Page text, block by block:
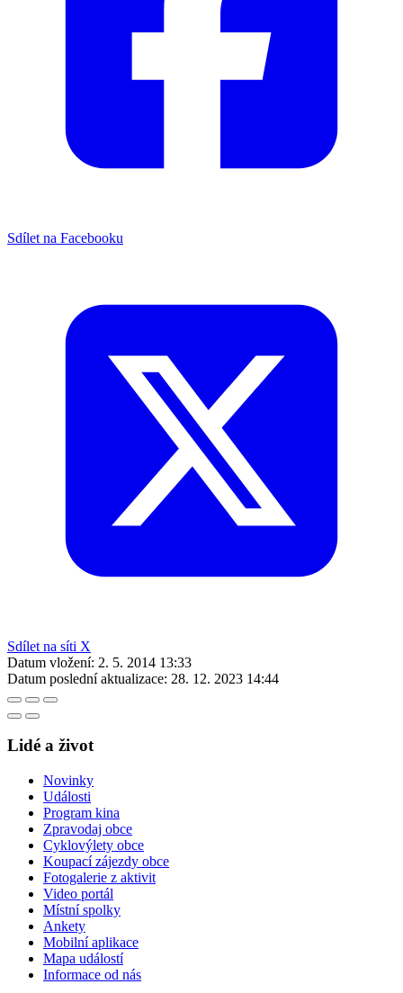
Sdílet na Facebooku
Sdílet na síti X
Datum vložení: 2. 5. 2014 13:33
Datum poslední aktualizace: 28. 12. 2023 14:44
Lidé a život
Novinky
Události
Program kina
Zpravodaj obce
Cyklovýlety obce
Koupací zájezdy obce
Fotogalerie z aktivit
Video portál
Místní spolky
Ankety
Mobilní aplikace
Mapa událostí
Informace od nás